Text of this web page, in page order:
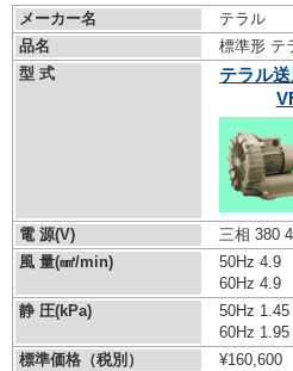
メーカー名
テラル
品名
標準形 テ
型 式
テラル送
電 源(V)
三相 380
風 量(㎣/min)
50Hz 4.9
60Hz 4.9
静 圧(kPa)
50Hz 1.45
60Hz 1.95
標準価格（税別）
¥160,600